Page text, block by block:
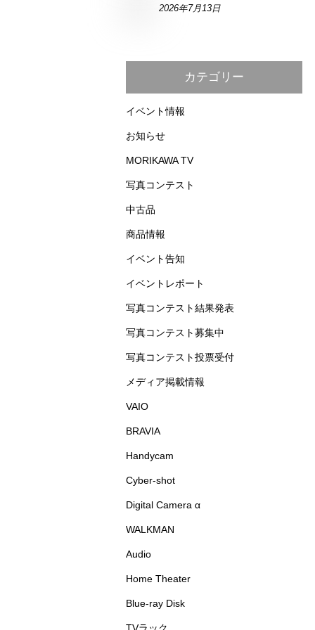
2026年7月13日
カテゴリー
イベント情報
お知らせ
MORIKAWA TV
写真コンテスト
中古品
商品情報
イベント告知
イベントレポート
写真コンテスト結果発表
写真コンテスト募集中
写真コンテスト投票受付
メディア掲載情報
VAIO
BRAVIA
Handycam
Cyber-shot
Digital Camera α
WALKMAN
Audio
Home Theater
Blue-ray Disk